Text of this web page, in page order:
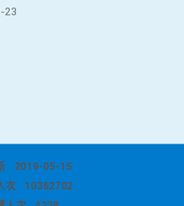
23
2019-05-15
次
10362702